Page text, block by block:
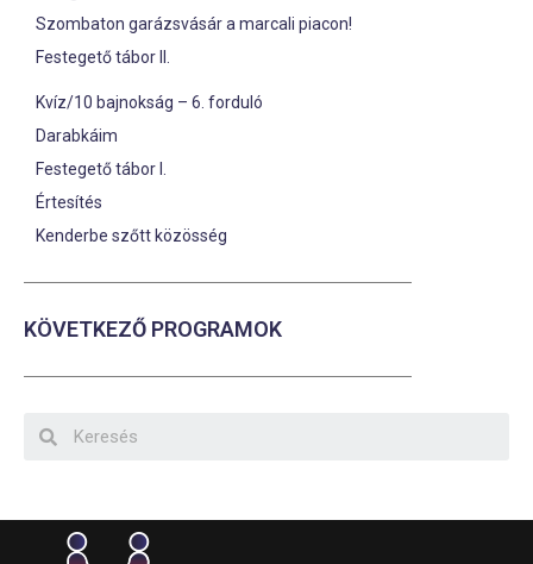
Szombaton garázsvásár a marcali piacon!
Festegető tábor II.
Kvíz/10 bajnokság – 6. forduló
Darabkáim
Festegető tábor I.
Értesítés
Kenderbe szőtt közösség
KÖVETKEZŐ PROGRAMOK